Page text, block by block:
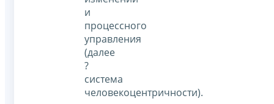
и
процессного
управления
(далее
?
система
человекоцентричности).